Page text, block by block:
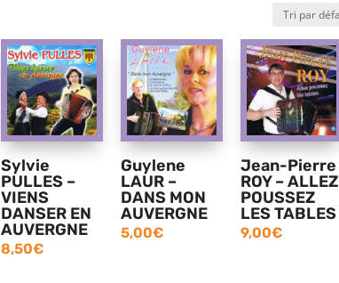
Sylvie
PULLES –
VIENS
DANSER EN
AUVERGNE
8,50€
Guylene
LAUR –
DANS MON
AUVERGNE
5,00€
Jean-Pierre
ROY – ALLEZ
POUSSEZ
LES TABLES
9,00€